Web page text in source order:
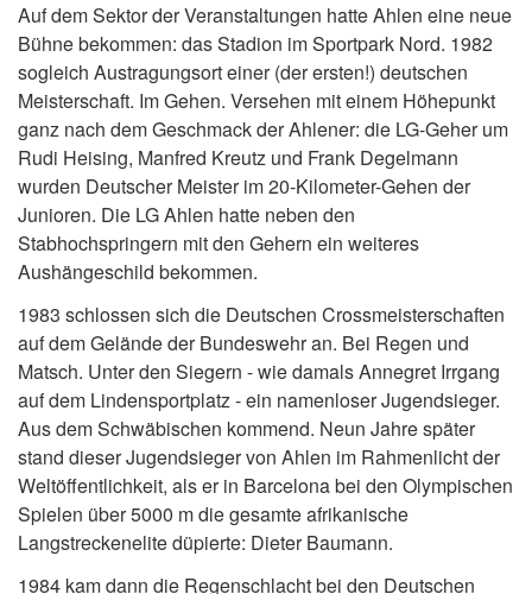
Auf dem Sektor der Veranstaltungen hatte Ahlen eine neue
Bühne bekommen: das Stadion im Sportpark Nord. 1982
sogleich Austragungsort einer (der ersten!) deutschen
Meisterschaft. Im Gehen. Versehen mit einem Höhepunkt
ganz nach dem Geschmack der Ahlener: die LG-Geher um
Rudi Heising, Manfred Kreutz und Frank Degelmann
wurden Deutscher Meister im 20-Kilometer-Gehen der
Junioren. Die LG Ahlen hatte neben den
Stabhochspringern mit den Gehern ein weiteres
Aushängeschild bekommen.
1983 schlossen sich die Deutschen Crossmeisterschaften
auf dem Gelände der Bundeswehr an. Bei Regen und
Matsch. Unter den Siegern - wie damals Annegret Irrgang
auf dem Lindensportplatz - ein namenloser Jugendsieger.
Aus dem Schwäbischen kommend. Neun Jahre später
stand dieser Jugendsieger von Ahlen im Rahmenlicht der
Weltöffentlichkeit, als er in Barcelona bei den Olympischen
Spielen über 5000 m die gesamte afrikanische
Langstreckenelite düpierte: Dieter Baumann.
1984 kam dann die Regenschlacht bei den Deutschen